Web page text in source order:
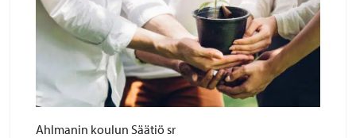
Ahlmanin koulun Säätiö sr